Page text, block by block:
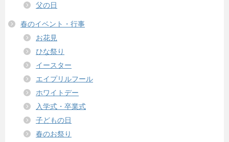
父の日
春のイベント・行事
お花見
ひな祭り
イースター
エイプリルフール
ホワイトデー
入学式・卒業式
子どもの日
春のお祭り